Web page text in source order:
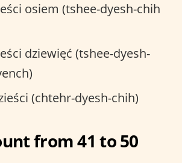
osiem (tshee-dyesh-chih
dziewięć (tshee-dyesh-
(chtehr-dyesh-chih)
from 41 to 50